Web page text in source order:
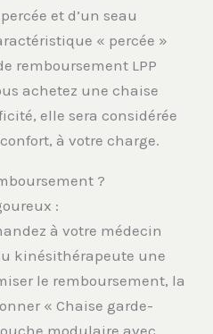
et d’un seau
« percée »
remboursement LPP
achetez une chaise
elle sera considérée
à votre charge.
?
:
à votre médecin
kinésithérapeute une
le remboursement, la
« Chaise garde-
modulaire avec